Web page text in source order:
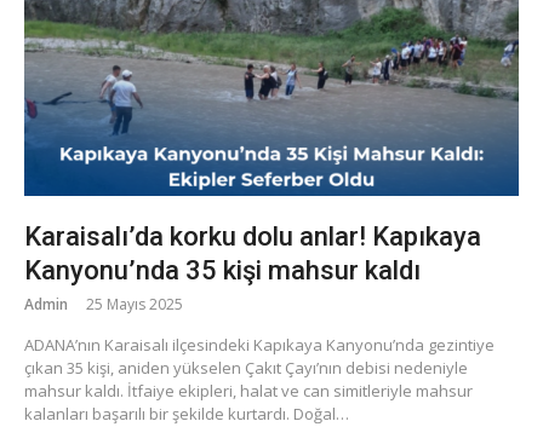
Karaisalı’da korku dolu anlar! Kapıkaya
Kanyonu’nda 35 kişi mahsur kaldı
Admin 25 Mayıs 2025
ADANA’nın Karaisalı ilçesindeki Kapıkaya Kanyonu’nda gezintiye
çıkan 35 kişi, aniden yükselen Çakıt Çayı’nın debisi nedeniyle
mahsur kaldı. İtfaiye ekipleri, halat ve can simitleriyle mahsur
kalanları başarılı bir şekilde kurtardı. Doğal…